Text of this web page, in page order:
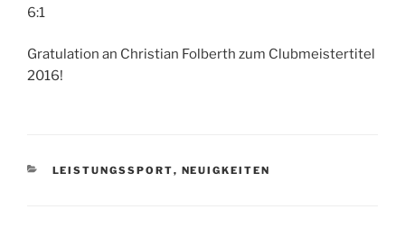
6:1
Gratulation an Christian Folberth zum Clubmeistertitel
2016!
KATEGORIEN
LEISTUNGSSPORT, NEUIGKEITEN